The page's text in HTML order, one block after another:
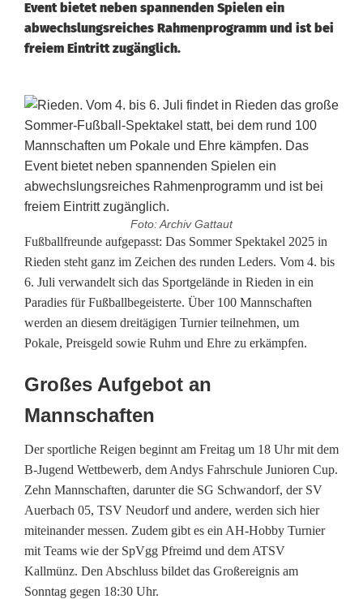
Event bietet neben spannenden Spielen ein
abwechslungsreiches Rahmenprogramm und ist bei
freiem Eintritt zugänglich.
Foto: Archiv Gattaut
R
i
e
d
e
i
e
r
t
Fußballfreunde aufgepasst: Das Sommer Spektakel 2025 in
Rieden steht ganz im Zeichen des runden Leders. Vom 4. bis
6. Juli verwandelt sich das Sportgelände in Rieden in ein
Paradies für Fußballbegeisterte. Über 100 Mannschaften
werden an diesem dreitägigen Turnier teilnehmen, um
Pokale, Preisgeld sowie Ruhm und Ehre zu erkämpfen.
Großes Aufgebot an
Mannschaften
Der sportliche Reigen beginnt am Freitag um 18 Uhr mit dem
B-Jugend Wettbewerb, dem Andys Fahrschule Junioren Cup.
Zehn Mannschaften, darunter die SG Schwandorf, der SV
Auerbach 05, TSV Neudorf und andere, werden sich hier
miteinander messen. Zudem gibt es ein AH-Hobby Turnier
mit Teams wie der SpVgg Pfreimd und dem ATSV
Kallmünz. Den Abschluss bildet das Großereignis am
Sonntag gegen 18:30 Uhr.